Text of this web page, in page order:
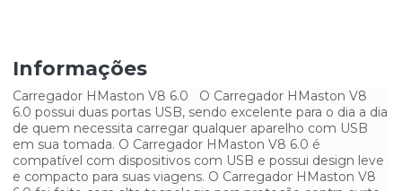
Informações
Carregador HMaston V8 6.0 O Carregador HMaston V8
6.0 possui duas portas USB, sendo excelente para o dia a dia
de quem necessita carregar qualquer aparelho com USB
em sua tomada. O Carregador HMaston V8 6.0 é
compatível com dispositivos com USB e possui design leve
e compacto para suas viagens. O Carregador HMaston V8